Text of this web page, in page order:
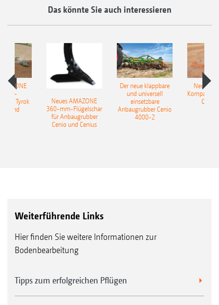
Das könnte Sie auch interessieren
Tyrok
Neues AMAZONE
360-mm-Flügelschar
für Anbaugrubber
Cenio und Cenius
Der neue klappbare
und universell
einsetzbare
Anbaugrubber Cenio
4000-2
Neue
Weiterführende Links
Hier finden Sie weitere Informationen zur
Bodenbearbeitung
Tipps zum erfolgreichen Pflügen